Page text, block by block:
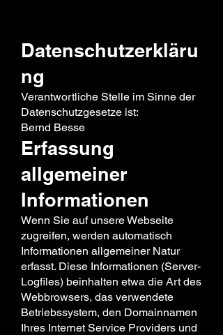
Datenschutzerkläru
ng
Verantwortliche Stelle im Sinne der
Datenschutzgesetze ist:
Bernd Besse
Erfassung
allgemeiner
Informationen
Wenn Sie auf unsere Webseite
zugreifen, werden automatisch
Informationen allgemeiner Natur
erfasst. Diese Informationen (Server-
Logfiles) beinhalten etwa die Art des
Webbrowsers, das verwendete
Betriebssystem, den Domainnamen
Ihres Internet Service Providers und